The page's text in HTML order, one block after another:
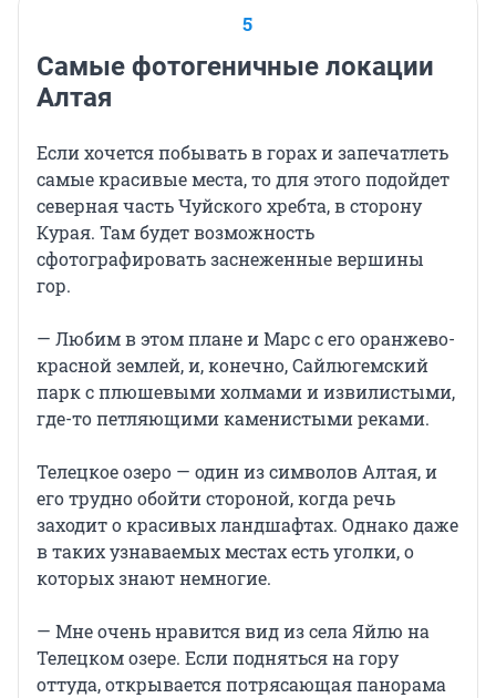
5
Самые фотогеничные локации
Алтая
Если хочется побывать в горах и запечатлеть
самые красивые места, то для этого подойдет
северная часть Чуйского хребта, в сторону
Курая. Там будет возможность
сфотографировать заснеженные вершины
гор.
— Любим в этом плане и Марс с его оранжево-
красной землей, и, конечно, Сайлюгемский
парк с плюшевыми холмами и извилистыми,
где-то петляющими каменистыми реками.
Телецкое озеро — один из символов Алтая, и
его трудно обойти стороной, когда речь
заходит о красивых ландшафтах. Однако даже
в таких узнаваемых местах есть уголки, о
которых знают немногие.
— Мне очень нравится вид из села Яйлю на
Телецком озере. Если подняться на гору
оттуда, открывается потрясающая панорама